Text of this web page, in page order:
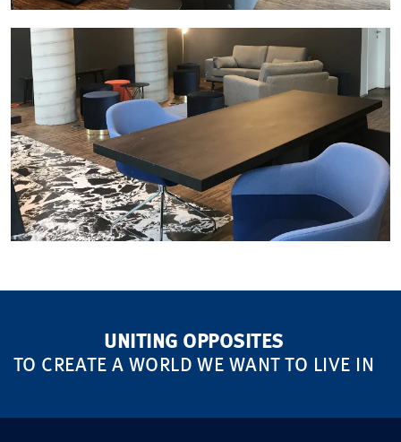
UNITING OPPOSITES
TO CREATE A WORLD WE WANT TO LIVE IN